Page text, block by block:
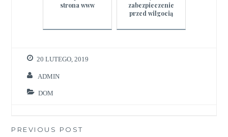
strona www
zabezpieczenie
przed wilgocią
20 LUTEGO, 2019
ADMIN
DOM
Nawigacja
PREVIOUS POST